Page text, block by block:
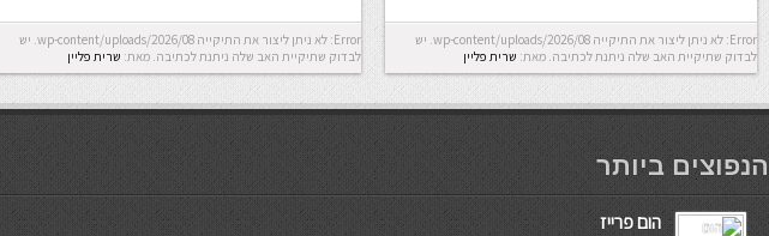
Error: לא ניתן ליצור את התיקייה wp-content/uploads/2026/08. יש
לבדוק שתיקיית האב שלה ניתנת לכתיבה. מאת: שרית פליין
Error: לא ניתן ליצור את התיקייה wp-content/uploads/2026/08. יש
לבדוק שתיקיית האב שלה ניתנת לכתיבה. מאת: שרית פליין
мостбет кг
הנפוצים ביותר
הום פרייז